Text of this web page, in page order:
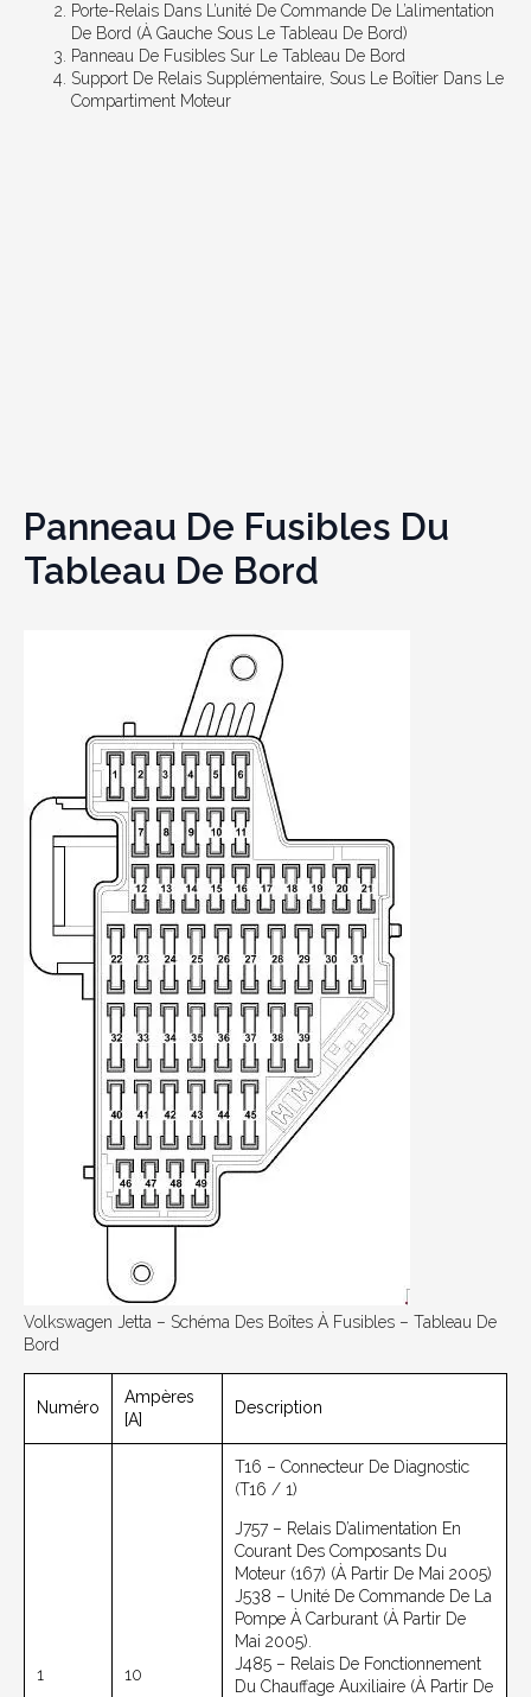
Porte-Relais Dans L’unité De Commande De L’alimentation
De Bord (à Gauche Sous Le Tableau De Bord)
Panneau De Fusibles Sur Le Tableau De Bord
Support De Relais Supplémentaire, Sous Le Boîtier Dans Le
Compartiment Moteur
Panneau De Fusibles Du
Tableau De Bord
Volkswagen Jetta – Schéma Des Boîtes À Fusibles – Tableau De
Bord
Numéro
Ampères
[A]
Description
1 10
T16 – Connecteur De Diagnostic
(T16 / 1)
J757 – Relais D’alimentation En
Courant Des Composants Du
Moteur (167) (à Partir De Mai 2005)
J538 – Unité De Commande De La
Pompe À Carburant (à Partir De
Mai 2005).
J485 – Relais De Fonctionnement
Du Chauffage Auxiliaire (à Partir De